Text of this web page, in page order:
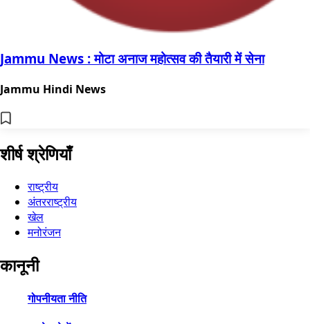
Jammu News : मोटा अनाज महोत्सव की तैयारी में सेना
Jammu Hindi News
शीर्ष श्रेणियाँ
राष्ट्रीय
अंतरराष्ट्रीय
खेल
मनोरंजन
कानूनी
गोपनीयता नीति